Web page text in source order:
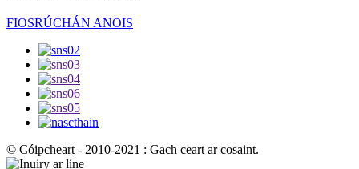
FIOSRÚCHÁN ANOIS
© Cóipcheart - 2010-2021 : Gach ceart ar cosaint.